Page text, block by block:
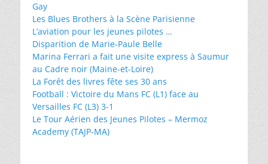
Gay
Les Blues Brothers à la Scène Parisienne
L’aviation pour les jeunes pilotes …
Disparition de Marie-Paule Belle
Marina Ferrari a fait une visite express à Saumur
au Cadre noir (Maine-et-Loire)
La Forêt des livres fête ses 30 ans
Football : Victoire du Mans FC (L1) face au
Versailles FC (L3) 3-1
Le Tour Aérien des Jeunes Pilotes – Mermoz
Academy (TAJP-MA)